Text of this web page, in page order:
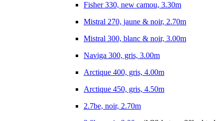
Fisher 330, new camou, 3.30m
Mistral 270, jaune & noir, 2.70m
Mistral 300, blanc & noir, 3.00m
Naviga 300, gris, 3.00m
Arctique 400, gris, 4.00m
Arctique 450, gris, 4.50m
2.7be, noir, 2.70m